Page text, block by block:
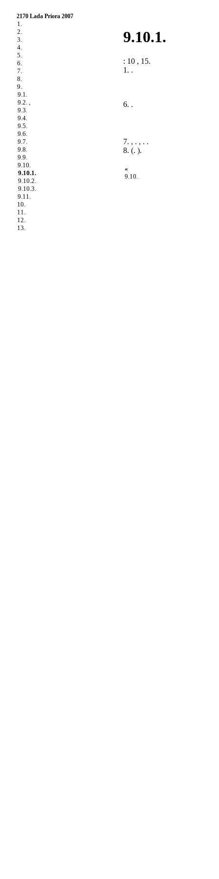
2170 Lada Priora 2007
1.
2.
3.
4.
5.
6.
7.
8.
9.
9.1.
9.2. ,
9.3.
9.4.
9.5.
9.6.
9.7.
9.8.
9.9.
9.10.
9.10.1.
9.10.2.
9.10.3.
9.11.
10.
11.
12.
13.
9.10.1.
: 10 , 15.
1. .
6. .
7. , . , . .
8. (. ).
«
9.10.